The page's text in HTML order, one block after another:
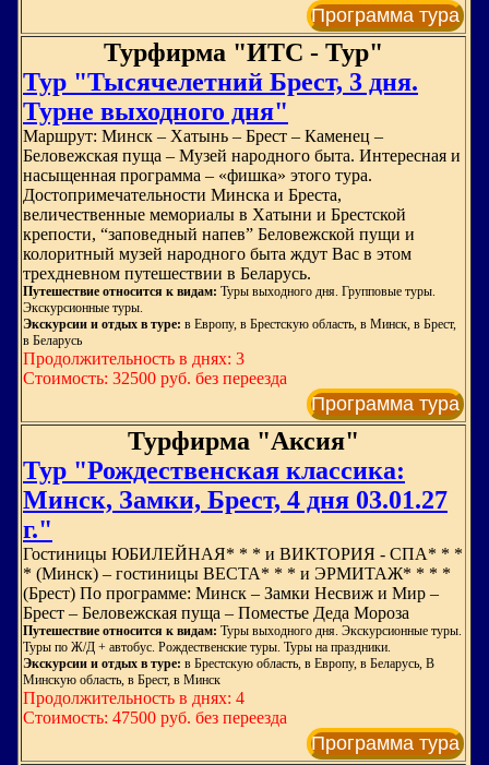
Программа тура
Турфирма "ИТС - Тур"
Тур "Тысячелетний Брест, 3 дня.
Турне выходного дня"
Маршрут: Минск – Хатынь – Брест – Каменец –
Беловежская пуща – Музей народного быта. Интересная и
насыщенная программа – «фишка» этого тура.
Достопримечательности Минска и Бреста,
величественные мемориалы в Хатыни и Брестской
крепости, “заповедный напев” Беловежской пущи и
колоритный музей народного быта ждут Вас в этом
трехдневном путешествии в Беларусь.
Путешествие относится к видам: Туры выходного дня. Групповые туры.
Экскурсионные туры.
Экскурсии и отдых в туре: в Европу, в Брестскую область, в Минск, в Брест,
в Беларусь
Продолжительность в днях: 3
Стоимость: 32500 руб. без переезда
Программа тура
Турфирма "Аксия"
Тур "Рождественская классика:
Минск, Замки, Брест, 4 дня 03.01.27
г."
Гостиницы ЮБИЛЕЙНАЯ* * * и ВИКТОРИЯ - СПА* * *
* (Минск) – гостиницы ВЕСТА* * * и ЭРМИТАЖ* * * *
(Брест) По программе: Минск – Замки Несвиж и Мир –
Брест – Беловежская пуща – Поместье Деда Мороза
Путешествие относится к видам: Туры выходного дня. Экскурсионные туры.
Туры по Ж/Д + автобус. Рождественские туры. Туры на праздники.
Экскурсии и отдых в туре: в Брестскую область, в Европу, в Беларусь, В
Минскую область, в Брест, в Минск
Продолжительность в днях: 4
Стоимость: 47500 руб. без переезда
Программа тура